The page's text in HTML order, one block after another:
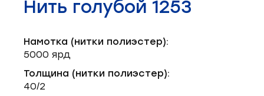
Запчасти для швейного оборудования
Запчасти: иглы
Нетканые материалы
Установочное оборудование
Нить голубой 1253
Намотка (нитки полиэстер):
5000 ярд
Толщина (нитки полиэстер):
40/2